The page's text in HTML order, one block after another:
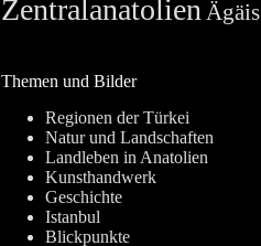
Zentralanatolien Ägäis
Themen und Bilder
Regionen der Türkei
Natur und Landschaften
Landleben in Anatolien
Kunsthandwerk
Geschichte
Istanbul
Blickpunkte